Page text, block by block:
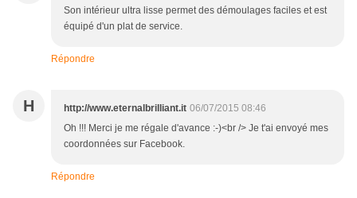
Son intérieur ultra lisse permet des démoulages faciles et est
équipé d'un plat de service.
Répondre
H http://www.eternalbrilliant.it 06/07/2015 08:46
Oh !!! Merci je me régale d'avance :-)<br /> Je t'ai envoyé mes
coordonnées sur Facebook.
Répondre